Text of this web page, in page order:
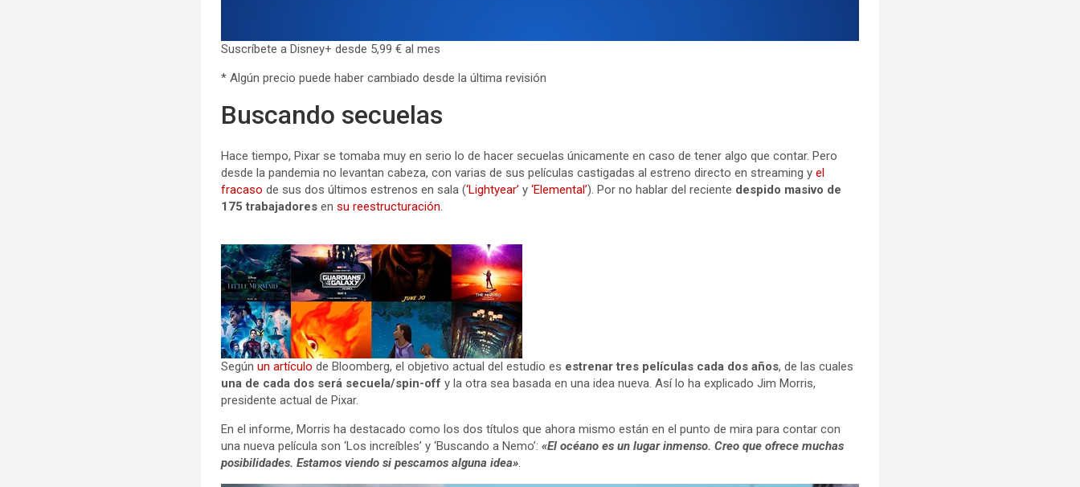
Suscríbete a Disney+ desde 5,99 € al mes
* Algún precio puede haber cambiado desde la última revisión
Buscando secuelas
Hace tiempo, Pixar se tomaba muy en serio lo de hacer secuelas únicamente en caso de tener algo que contar. Pero
desde la pandemia no levantan cabeza, con varias de sus películas castigadas al estreno directo en streaming yel
fracaso de sus dos últimos estrenos en sala (‘Lightyear’ y‘Elemental’). Por no hablar del reciente despido masivo de
175 trabajadores ensu reestructuración.
Segúnun artículo de Bloomberg, el objetivo actual del estudio es estrenar tres películas cada dos años, de las cuales
una de cada dos será secuela/spin-off y la otra sea basada en una idea nueva. Así lo ha explicado Jim Morris,
presidente actual de Pixar.
En el informe, Morris ha destacado como los dos títulos que ahora mismo están en el punto de mira para contar con
una nueva película son ‘Los increíbles’ y ‘Buscando a Nemo’:«El océano es un lugar inmenso. Creo que ofrece muchas
posibilidades. Estamos viendo si pescamos alguna idea».